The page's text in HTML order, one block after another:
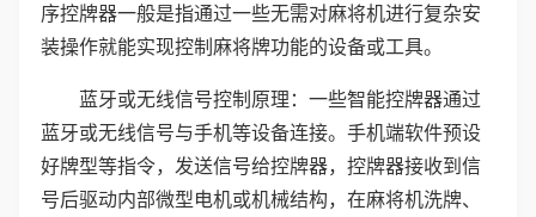
序控牌器一般是指通过一些无需对麻将机进行复杂安
装操作就能实现控制麻将牌功能的设备或工具。
蓝牙或无线信号控制原理：一些智能控牌器通过
蓝牙或无线信号与手机等设备连接。手机端软件预设
好牌型等指令，发送信号给控牌器，控牌器接收到信
号后驱动内部微型电机或机械结构，在麻将机洗牌、